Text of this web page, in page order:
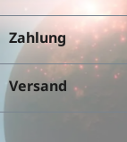
Zahlung
Versand